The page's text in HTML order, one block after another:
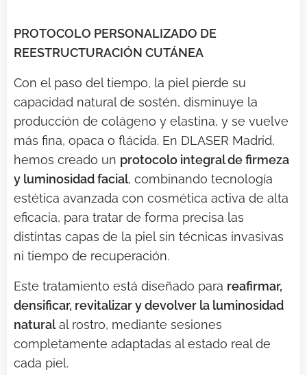
PROTOCOLO PERSONALIZADO DE
REESTRUCTURACIÓN CUTÁNEA
Con el paso del tiempo, la piel pierde su
capacidad natural de sostén, disminuye la
producción de colágeno y elastina, y se vuelve
más fina, opaca o flácida. En DLASER Madrid,
hemos creado un protocolo integral de firmeza
y luminosidad facial, combinando tecnología
estética avanzada con cosmética activa de alta
eficacia, para tratar de forma precisa las
distintas capas de la piel sin técnicas invasivas
ni tiempo de recuperación.
Este tratamiento está diseñado para reafirmar,
densificar, revitalizar y devolver la luminosidad
naturalal rostro, mediante sesiones
completamente adaptadas al estado real de
cada piel.